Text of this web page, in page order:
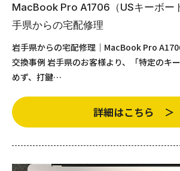
MacBook Pro A1706（USキーボー
手県からの宅配修理
岩手県からの宅配修理｜MacBook Pro
交換事例 岩手県のお客様より、「特定のキ
めず、打鍵…
詳細はこちら ＞